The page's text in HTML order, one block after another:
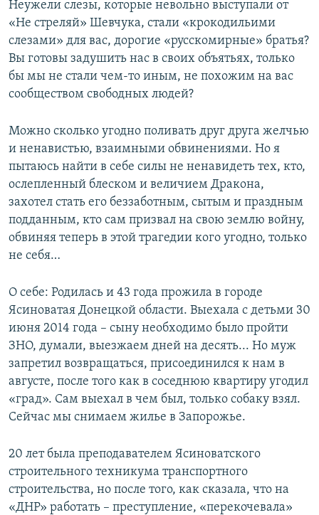
Неужели слезы, которые невольно выступали от
«Не стреляй» Шевчука, стали «крокодильими
слезами» для вас, дорогие «русскомирные» братья?
Вы готовы задушить нас в своих объятьях, только
бы мы не стали чем-то иным, не похожим на вас
сообществом свободных людей?
Можно сколько угодно поливать друг друга желчью
и ненавистью, взаимными обвинениями. Но я
пытаюсь найти в себе силы не ненавидеть тех, кто,
ослепленный блеском и величием Дракона,
захотел стать его беззаботным, сытым и праздным
подданным, кто сам призвал на свою землю войну,
обвиняя теперь в этой трагедии кого угодно, только
не себя…
О себе: Родилась и 43 года прожила в городе
Ясиноватая Донецкой области. Выехала с детьми 30
июня 2014 года – сыну необходимо было пройти
ЗНО, думали, выезжаем дней на десять... Но муж
запретил возвращаться, присоединился к нам в
августе, после того как в соседнюю квартиру угодил
«град». Сам выехал в чем был, только собаку взял.
Сейчас мы снимаем жилье в Запорожье.
20 лет была преподавателем Ясиноватского
строительного техникума транспортного
строительства, но после того, как сказала, что на
«ДНР» работать – преступление, «перекочевала»